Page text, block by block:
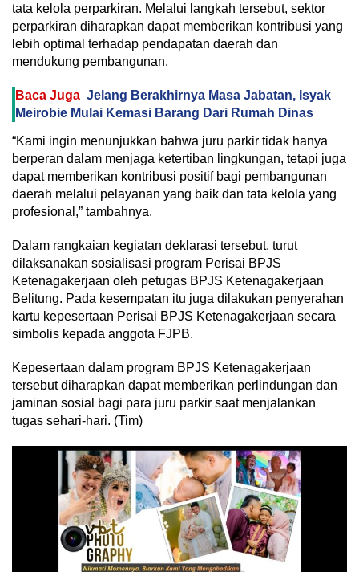
tata kelola perparkiran. Melalui langkah tersebut, sektor
perparkiran diharapkan dapat memberikan kontribusi yang
lebih optimal terhadap pendapatan daerah dan
mendukung pembangunan.
Baca Juga Jelang Berakhirnya Masa Jabatan, Isyak
Meirobie Mulai Kemasi Barang Dari Rumah Dinas
“Kami ingin menunjukkan bahwa juru parkir tidak hanya
berperan dalam menjaga ketertiban lingkungan, tetapi juga
dapat memberikan kontribusi positif bagi pembangunan
daerah melalui pelayanan yang baik dan tata kelola yang
profesional,” tambahnya.
Dalam rangkaian kegiatan deklarasi tersebut, turut
dilaksanakan sosialisasi program Perisai BPJS
Ketenagakerjaan oleh petugas BPJS Ketenagakerjaan
Belitung. Pada kesempatan itu juga dilakukan penyerahan
kartu kepesertaan Perisai BPJS Ketenagakerjaan secara
simbolis kepada anggota FJPB.
Kepesertaan dalam program BPJS Ketenagakerjaan
tersebut diharapkan dapat memberikan perlindungan dan
jaminan sosial bagi para juru parkir saat menjalankan
tugas sehari-hari. (Tim)